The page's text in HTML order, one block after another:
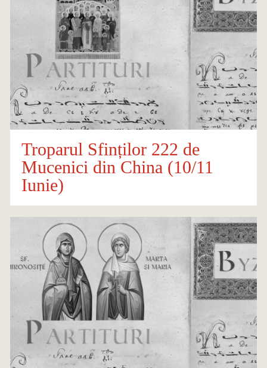
Troparul Sfinților 222 de
Mucenici din China (10/11
Iunie)